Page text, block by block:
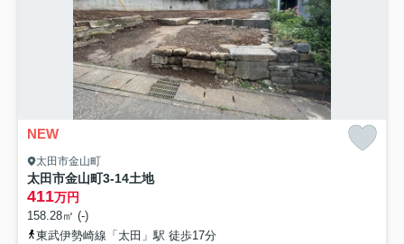
NEW
太田市金山町
太田市金山町3-14土地
411万円
158.28㎡ (-)
東武伊勢崎線「太田」駅 徒歩17分